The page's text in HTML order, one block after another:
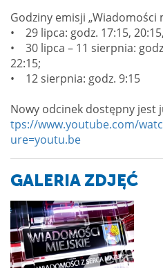
Godziny emisji „Wiadomości
• 29 lipca: godz. 17:15,
• 30 lipca – 11 sierpnia:
22:15;
• 12 sierpnia: godz. 9:15
Nowy odcinek dostępny jest
tps://www.youtube.com/
ure=youtu.be
GALERIA ZDJĘĆ